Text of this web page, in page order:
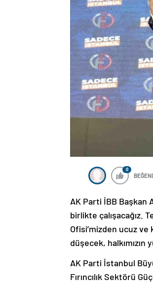
0
AK Parti İBB Başkan
birlikte çalışacağız.
Ofisi’mizden ucuz
düşecek, halkımızın
AK Parti İstanbul
Fırıncılık Sektörü